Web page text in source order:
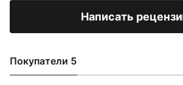
Написать
Покупатели 5